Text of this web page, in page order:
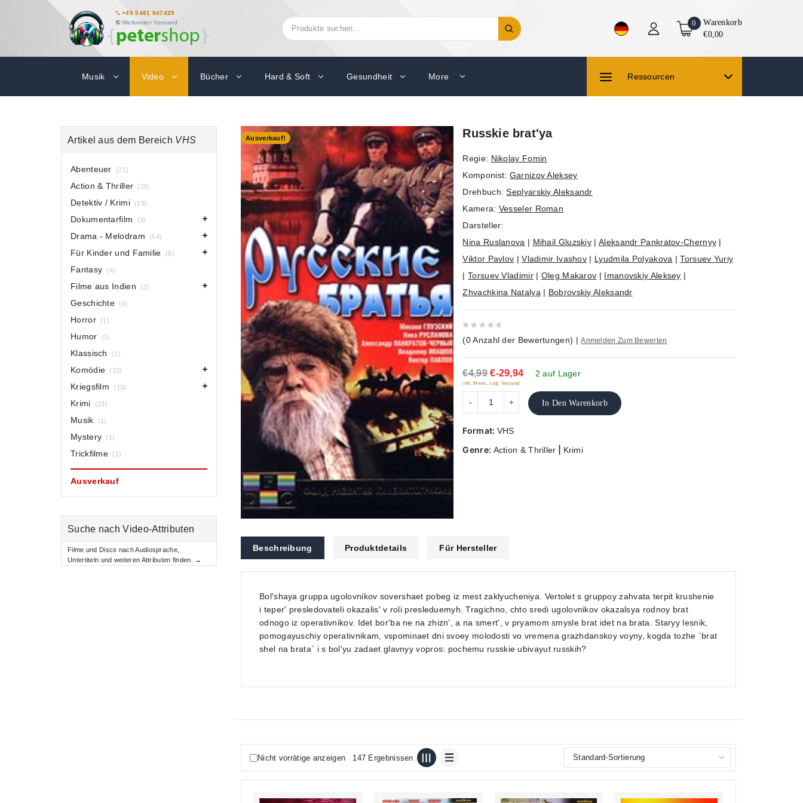
+49 5481 847429
Weltweiter Versand
Suchen
nach:
0
Warenkorb
€0,00
Musik Video Bücher Hard & Soft Gesundheit More Ressourcen
-700%
Ausverkauf! Russkie brat'ya
Regie: Nikolay Fomin
Komponist: Garnizov Aleksey
Drehbuch:Seplyarskiy Aleksandr
Kamera: Vesseler Roman
Darsteller:
Nina Ruslanova | Mihail Gluzskiy | Aleksandr Pankratov-Chernyy |
Viktor Pavlov |Vladimir Ivashov | Lyudmila Polyakova |Torsuev Yuriy
|Torsuev Vladimir| Oleg Makarov | Imanovskiy Aleksey |
Zhvachkina Natalya | Bobrovskiy Aleksandr
out
of
5
(0Anzahl der Bewertungen) | Anmelden Zum Bewerten
€4,99 €-29,94 2 auf Lager
inkl. Mwst., zzgl. Versand
In Den Warenkorb
Format: VHS
Genre: Action & Thriller Krimi
Beschreibung Produktdetails Für Hersteller
Bol'shaya gruppa ugolovnikov sovershaet pobeg iz mest zaklyucheniya. Vertolet s gruppoy zahvata terpit krushenie
i teper' presledovateli okazalis' v roli presleduemyh. Tragichno, chto sredi ugolovnikov okazalsya rodnoy brat
odnogo iz operativnikov. Idet bor'ba ne na zhizn', a na smert', v pryamom smysle brat idet na brata. Staryy lesnik,
pomogayuschiy operativnikam, vspominaet dni svoey molodosti vo vremena grazhdanskoy voyny, kogda tozhe `brat
shel na brata` i s bol'yu zadaet glavnyy vopros: pochemu russkie ubivayut russkih?
Nicht vorrätige anzeigen 147 Ergebnissen
Artikel aus dem Bereich VHS
Abenteuer (21)
Action & Thriller (26)
Detektiv / Krimi (19)
Dokumentarfilm (3)
Drama - Melodram (54)
Für Kinder und Familie (8)
Fantasy (4)
Filme aus Indien (2)
Geschichte (6)
Horror (1)
Humor (1)
Klassisch (1)
Komödie (33)
Kriegsfilm (13)
Krimi (23)
Musik (1)
Mystery (1)
Trickfilme (1)
Ausverkauf
Suche nach Video-Attributen
Filme und Discs nach Audiosprache,
Untertiteln und weiteren Attributen finden. →